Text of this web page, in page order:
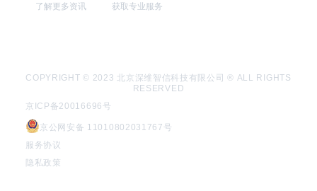
了解更多资讯 获取专业服务
COPYRIGHT © 2023 北京深维智信科技有限公司 ® ALL RIGHTS
RESERVED
京ICP备20016696号
京公网安备 11010802031767号
服务协议
隐私政策